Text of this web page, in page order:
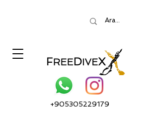
+905305229179